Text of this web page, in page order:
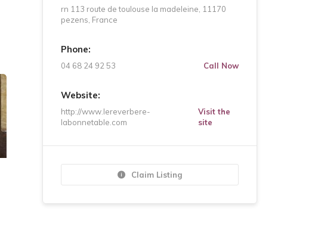
rn 113 route de toulouse la madeleine, 11170
pezens, France
Phone:
04 68 24 92 53 Call Now
Website:
http://www.lereverbere-
labonnetable.com
Visit the
site
Claim Listing